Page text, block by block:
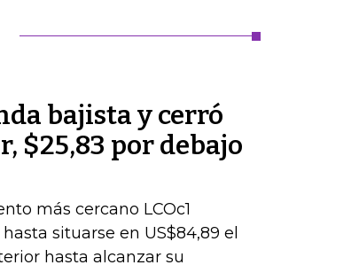
bajista y cerró
$25,83 por debajo
más cercano LCOc1
hasta situarse en US$84,89 el
hasta alcanzar su